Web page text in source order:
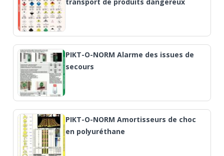
PIKT-O-NORM Alarme des issues de
secours
PIKT-O-NORM Amortisseurs de choc
en polyuréthane